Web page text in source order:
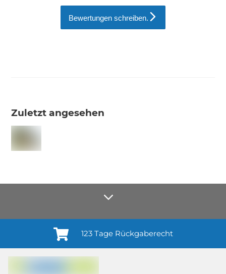
Bewertungen schreiben.
Zuletzt angesehen
Anmelden¹
123 Tage Rückgaberecht